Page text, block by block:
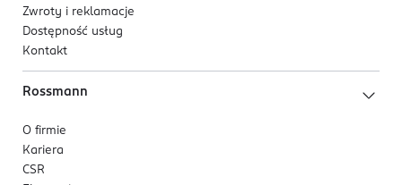
Zwroty i reklamacje
Dostępność usług
Kontakt
Rossmann
O firmie
Kariera
CSR